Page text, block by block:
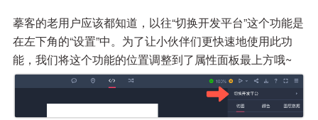
摹客的老用户应该都知道，以往“切换开发平台”这个功能是
在左下角的“设置”中。为了让小伙伴们更快速地使用此功
能，我们将这个功能的位置调整到了属性面板最上方哦~